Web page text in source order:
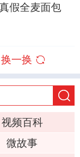
假全麦面包
换一换
视频百科
微故事